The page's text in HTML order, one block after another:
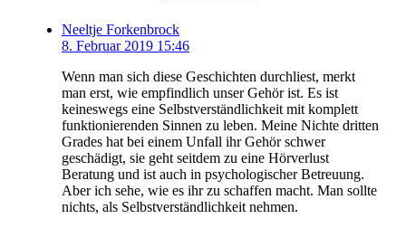
Neeltje Forkenbrock
8. Februar 2019 15:46
Wenn man sich diese Geschichten durchliest, merkt
man erst, wie empfindlich unser Gehör ist. Es ist
keineswegs eine Selbstverständlichkeit mit komplett
funktionierenden Sinnen zu leben. Meine Nichte dritten
Grades hat bei einem Unfall ihr Gehör schwer
geschädigt, sie geht seitdem zu eine Hörverlust
Beratung und ist auch in psychologischer Betreuung.
Aber ich sehe, wie es ihr zu schaffen macht. Man sollte
nichts, als Selbstverständlichkeit nehmen.